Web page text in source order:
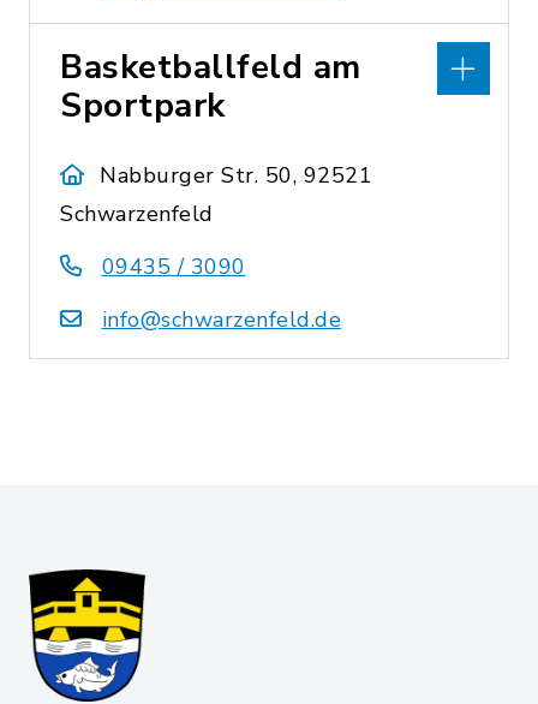
Basketballfeld am
Sportpark
Nabburger Str. 50, 92521
Schwarzenfeld
09435 / 3090
info@schwarzenfeld.de